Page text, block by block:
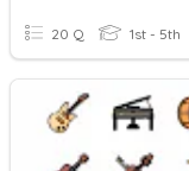
20 Q 1st - 5th